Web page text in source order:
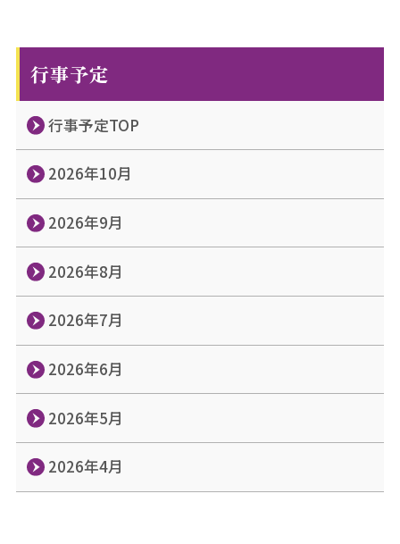
行事予定
行事予定TOP
2026年10月
2026年9月
2026年8月
2026年7月
2026年6月
2026年5月
2026年4月